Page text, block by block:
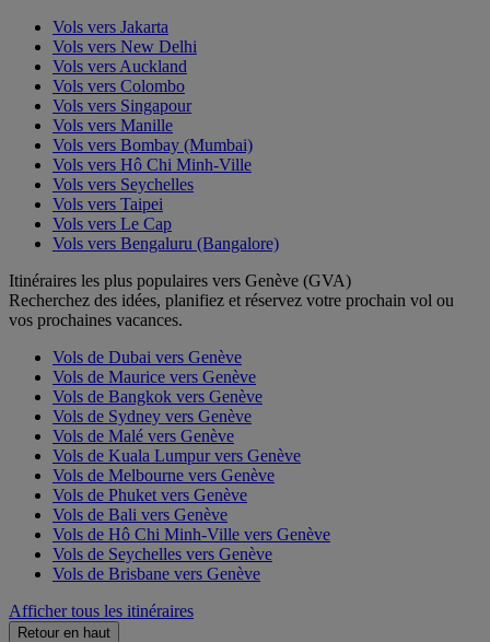
Vols vers Jakarta
Vols vers New Delhi
Vols vers Auckland
Vols vers Colombo
Vols vers Singapour
Vols vers Manille
Vols vers Bombay (Mumbai)
Vols vers Hô Chi Minh-Ville
Vols vers Seychelles
Vols vers Taipei
Vols vers Le Cap
Vols vers Bengaluru (Bangalore)
Itinéraires les plus populaires vers Genève (GVA)
Recherchez des idées, planifiez et réservez votre prochain vol ou
vos prochaines vacances.
Vols de Dubai vers Genève
Vols de Maurice vers Genève
Vols de Bangkok vers Genève
Vols de Sydney vers Genève
Vols de Malé vers Genève
Vols de Kuala Lumpur vers Genève
Vols de Melbourne vers Genève
Vols de Phuket vers Genève
Vols de Bali vers Genève
Vols de Hô Chi Minh-Ville vers Genève
Vols de Seychelles vers Genève
Vols de Brisbane vers Genève
Afficher tous les itinéraires
Retour en haut